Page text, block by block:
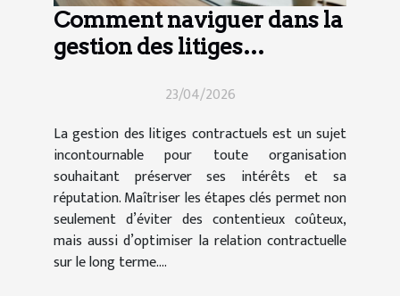
Comment naviguer dans la
gestion des litiges
23/04/2026
La gestion des litiges contractuels est un sujet
incontournable pour toute organisation
souhaitant préserver ses intérêts et sa
réputation. Maîtriser les étapes clés permet non
seulement d’éviter des contentieux coûteux,
mais aussi d’optimiser la relation contractuelle
sur le long terme....